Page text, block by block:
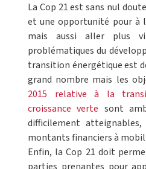
La Cop 21 est sans nul
et une opportunité pour à
mais aussi aller plus
problématiques du
transition énergétique est
grand nombre mais les
2015 relative à la
croissance verte sont
difficilement
montants financiers à
Enfin, la Cop 21 doit